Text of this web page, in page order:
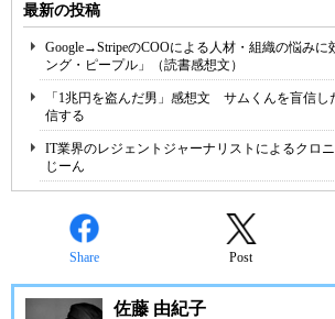
最新の投稿
Google→StripeのCOOによる人材・組織の悩みに
ング・ピープル」（読書感想文）
「1兆円を盗んだ男」感想文 サムくんを盲信し
信する
IT業界のレジェントジャーナリストによるクロ
じーん
Share Post
佐藤 由紀子